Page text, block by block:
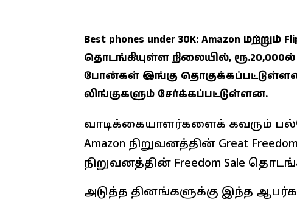
Best phones under 30K: Amazon
தொடங்கியுள்ள நிலையில்,
போன்கள் இங்கு
லிங்குகளும் சேர்க்கப்பட்டுள்ளன.
வாடிக்கையாளர்களைக் கவரும்
Amazon நிறுவனத்தின் Great
நிறுவனத்தின் Freedom Sale
அடுத்த தினங்களுக்கு இந்த